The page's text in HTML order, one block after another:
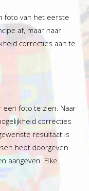
foto van het eerste
af, maar naar
correcties aan te
een foto te zien. Naar
correcties
resultaat is
hebt doorgeven
aangeven. Elke